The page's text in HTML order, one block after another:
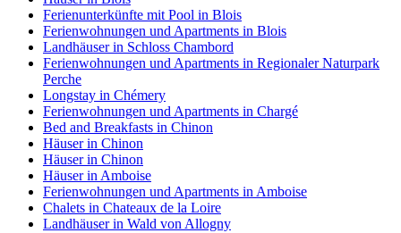
Ferienunterkünfte mit Pool in Blois
Ferienwohnungen und Apartments in Blois
Landhäuser in Schloss Chambord
Ferienwohnungen und Apartments in Regionaler Naturpark
Perche
Longstay in Chémery
Ferienwohnungen und Apartments in Chargé
Bed and Breakfasts in Chinon
Häuser in Chinon
Häuser in Chinon
Häuser in Amboise
Ferienwohnungen und Apartments in Amboise
Chalets in Chateaux de la Loire
Landhäuser in Wald von Allogny